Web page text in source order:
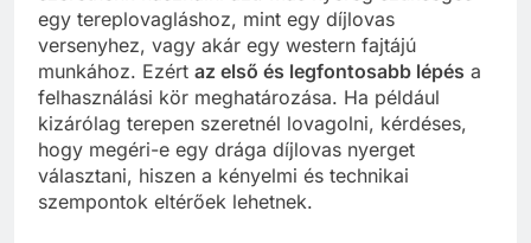
egy tereplovagláshoz, mint egy díjlovas
versenyhez, vagy akár egy western fajtájú
munkához. Ezért az első és legfontosabb lépés a
felhasználási kör meghatározása. Ha például
kizárólag terepen szeretnél lovagolni, kérdéses,
hogy megéri-e egy drága díjlovas nyerget
választani, hiszen a kényelmi és technikai
szempontok eltérőek lehetnek.